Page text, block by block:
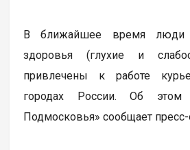
В ближайшее время люди
здоровья (глухие и
привлечены к работе
городах России. Об этом
Подмосковья» сообщает